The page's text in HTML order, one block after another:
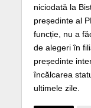
niciodată la
președinte al
funcție, nu a
de alegeri în
președinte
încălcarea
ultimele zile.